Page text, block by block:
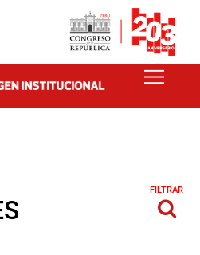
FILTRAR